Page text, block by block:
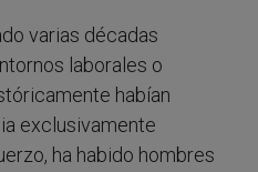
varias décadas
laborales o
habían
exclusivamente
ha habido hombres